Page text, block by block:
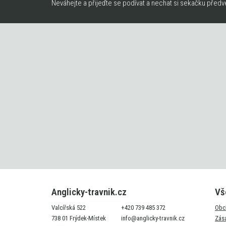
Neváhejte a přijeďte se podívat a nechat si sekačku
Anglicky-travnik.cz
Valcířská 522
738 01 Frýdek-Místek
+420 739 485 372
info@anglicky-travnik.cz